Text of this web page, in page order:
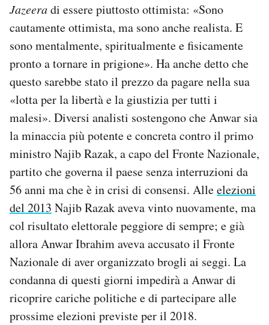
Jazeeradi essere piuttosto ottimista: «Sono
cautamente ottimista, ma sono anche realista. E
sono mentalmente, spiritualmente e fisicamente
pronto a tornare in prigione». Ha anche detto che
questo sarebbe stato il prezzo da pagare nella sua
«lotta per la libertà e la giustizia per tutti i
malesi». Diversi analisti sostengono che Anwar sia
la minaccia più potente e concreta contro il primo
ministro Najib Razak, a capo del Fronte Nazionale,
partito che governa il paese senza interruzioni da
56 anni ma che è in crisi di consensi. Alleelezioni
del 2013 Najib Razak aveva vinto nuovamente, ma
col risultato elettorale peggiore di sempre; e già
allora Anwar Ibrahim aveva accusato il Fronte
Nazionale di aver organizzato brogli ai seggi. La
condanna di questi giorni impedirà a Anwar di
ricoprire cariche politiche e di partecipare alle
prossime elezioni previste per il 2018.